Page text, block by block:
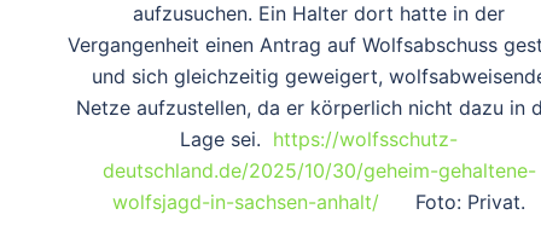
aufzusuchen. Ein Halter dort hatte in der
Vergangenheit einen Antrag auf Wolfsabschuss
und sich gleichzeitig geweigert,
Netze aufzustellen, da er körperlich nicht dazu in
Lage sei. https://wolfsschutz-
deutschland.de/2025/10/30/geheim-gehaltene-
wolfsjagd-in-sachsen-anhalt/ Foto: Privat.